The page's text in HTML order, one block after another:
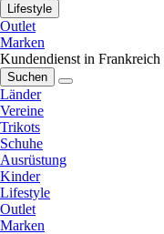
Lifestyle
Outlet
Marken
Kundendienst in Frankreich
Suchen
Länder
Vereine
Trikots
Schuhe
Ausrüstung
Kinder
Lifestyle
Outlet
Marken